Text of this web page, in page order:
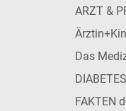
ARZT &
Das
FAKTEN